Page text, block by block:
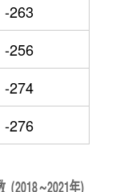
-263
-256
-274
-276